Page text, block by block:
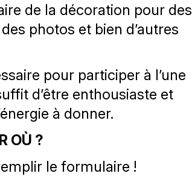
de la décoration pour des
photos et bien d’autres
pour participer à l’une
d’être enthousiaste et
à donner.
OÙ ?
le formulaire !